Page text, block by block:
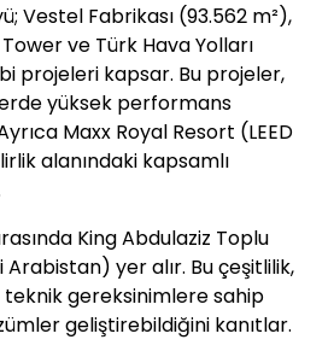
Vestel Fabrikası (93.562 m²),
ve Türk Hava Yolları
projeleri kapsar. Bu projeler,
yüksek performans
Maxx Royal Resort (LEED
alanındaki kapsamlı
King Abdulaziz Toplu
Arabistan) yer alır. Bu çeşitlilik,
teknik gereksinimlere sahip
geliştirebildiğini kanıtlar.